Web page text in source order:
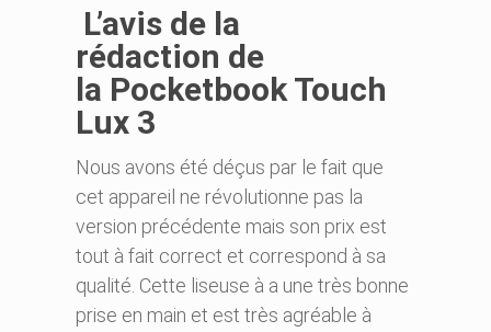
L’avis de la
rédaction de
la Pocketbook Touch
Lux 3
Nous avons été déçus par le fait que
cet appareil ne révolutionne pas la
version précédente mais son prix est
tout à fait correct et correspond à sa
qualité. Cette liseuse à a une très bonne
prise en main et est très agréable à